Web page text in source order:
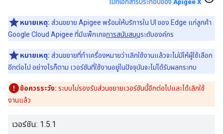
ไปที่เอกสารประกอบของ Apigee X
หมายเหตุ: ส่วนขยาย Apigee พร้อมให้บริการใน UI ของ Edge แก่ลูกค้า
Google Cloud Apigee ที่มีแพ็กเกจการสนับสนุนระดับองค์กร
หมายเหตุ: ส่วนขยายที่ทำเครื่องหมายว่าเลิกใช้งานแล้วจะไม่มีให้ผู้ใช้เลือก
อีกต่อไป อย่างไรก็ตาม เวอร์ชันที่ใช้งานอยู่ในปัจจุบันจะไม่ได้รับผลกระทบ
ข้อควรระวัง: ระบบไม่รองรับส่วนขยายเวอร์ชันนี้อีกต่อไปและได้เลิกใช้
งานแล้ว
เวอร์ชัน: 1.5.1